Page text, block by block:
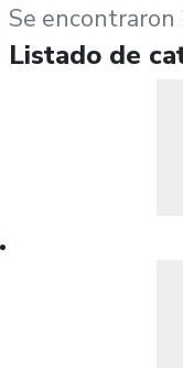
Se
Listado de